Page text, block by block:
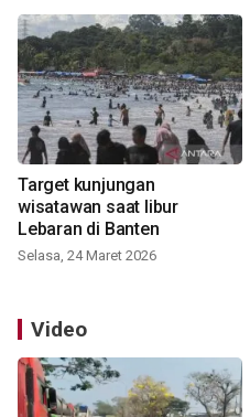
Target kunjungan
wisatawan saat libur
Lebaran di Banten
Selasa, 24 Maret 2026
Video